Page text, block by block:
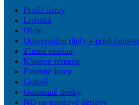
Ložiská PLUS
Profil firmy
Ložiská
Oleje
Univerzálne diely a
Zimná sezóna
Klinové remene
Farebné kovy
Guferá
Gumenné dosky
ND na mostové žeriavy